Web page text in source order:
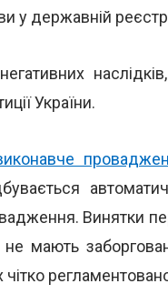
у державній
наслідків,
України.
Винятки
не мають